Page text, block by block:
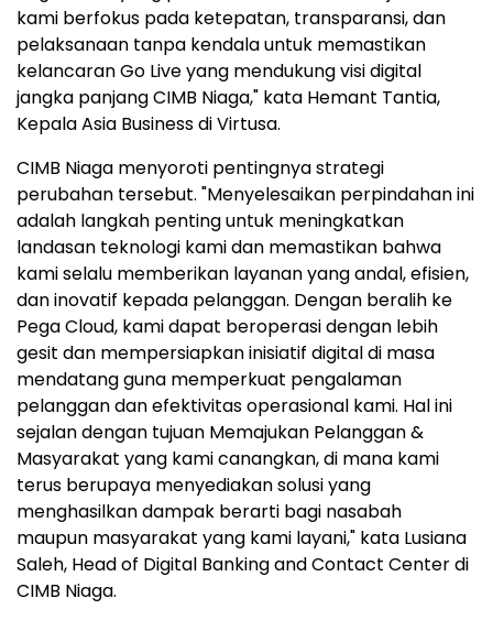
kami berfokus pada ketepatan, transparansi, dan
pelaksanaan tanpa kendala untuk memastikan
kelancaran Go Live yang mendukung visi digital
jangka panjang CIMB Niaga," kata Hemant Tantia,
Kepala Asia Business di Virtusa.
CIMB Niaga menyoroti pentingnya strategi
perubahan tersebut. "Menyelesaikan perpindahan ini
adalah langkah penting untuk meningkatkan
landasan teknologi kami dan memastikan bahwa
kami selalu memberikan layanan yang andal, efisien,
dan inovatif kepada pelanggan. Dengan beralih ke
Pega Cloud, kami dapat beroperasi dengan lebih
gesit dan mempersiapkan inisiatif digital di masa
mendatang guna memperkuat pengalaman
pelanggan dan efektivitas operasional kami. Hal ini
sejalan dengan tujuan Memajukan Pelanggan &
Masyarakat yang kami canangkan, di mana kami
terus berupaya menyediakan solusi yang
menghasilkan dampak berarti bagi nasabah
maupun masyarakat yang kami layani," kata Lusiana
Saleh, Head of Digital Banking and Contact Center di
CIMB Niaga.